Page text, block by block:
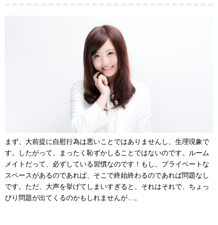
まず、大前提に自慰行為は悪いことではありませんし、生理現象で
す。したがって、まったく恥ずかしることではないのです。ルーム
メイトだって、必ずしている習慣なのです！もし、プライベートな
スペースがあるのであれば、そこで終始終わるのであれば問題なし
です。ただ、大声を挙げてしまいすぎると、それはそれで、ちょっ
ぴり問題が出てくるのかもしれませんが…。